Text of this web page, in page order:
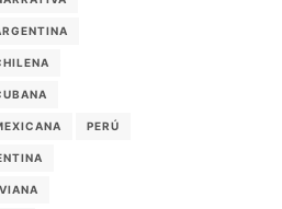
PERÚ